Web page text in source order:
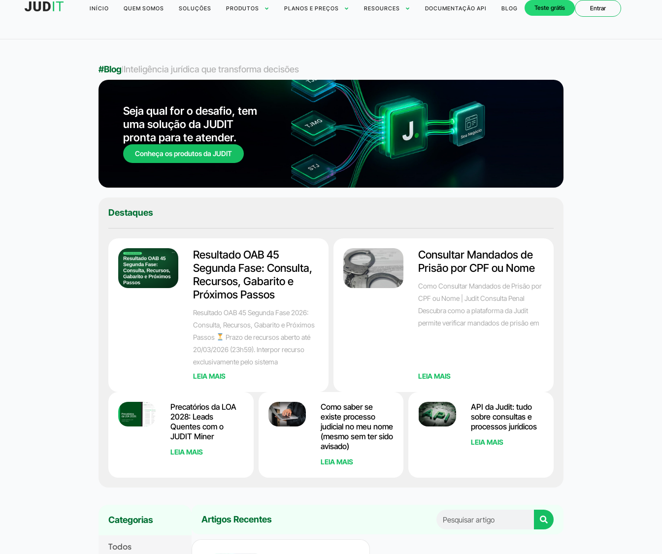
INÍCIO QUEM SOMOS SOLUÇÕES PRODUTOS PLANOS E PREÇOS RESOURCES DOCUMENTAÇÃO API BLOG Teste grátis Entrar
#BloglInteligência jurídica que transforma decisões
Seja qual for o desafio, tem
uma solução da JUDIT
pronta para te atender.
Conheça os produtos da JUDIT
Destaques
Resultado OAB 45
Segunda Fase: Consulta,
Recursos, Gabarito e
Próximos Passos
Resultado OAB 45 Segunda Fase 2026:
Consulta, Recursos, Gabarito e Próximos
Passos
Prazo de recursos aberto até
20/03/2026 (23h59). Interpor recurso
exclusivamente pelo sistema
LEIA MAIS
Consultar Mandados de
Prisão por CPF ou Nome
Como Consultar Mandados de Prisão por
CPF ou Nome | Judit Consulta Penal
Descubra como a plataforma da Judit
permite verificar mandados de prisão em
LEIA MAIS
Precatórios da LOA
2028: Leads
Quentes com o
JUDIT Miner
LEIA MAIS
Como saber se
existe processo
judicial no meu nome
(mesmo sem ter sido
avisado)
LEIA MAIS
API da Judit: tudo
sobre consultas e
processos jurídicos
LEIA MAIS
Categorias
Todos
Artigos Recentes